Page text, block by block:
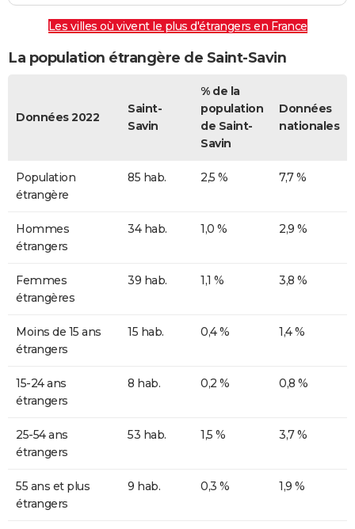
Les villes où vivent le plus d'étrangers en France
La population étrangère de Saint-Savin
Données 2022
Saint-
Savin
% de la
population
de Saint-
Savin
Données
nationales
Population
étrangère
85 hab. 2,5 % 7,7 %
Hommes
étrangers
34 hab. 1,0 % 2,9 %
Femmes
étrangères
39 hab. 1,1 % 3,8 %
Moins de 15 ans
étrangers
15 hab. 0,4 % 1,4 %
15-24 ans
étrangers
8 hab. 0,2 % 0,8 %
25-54 ans
étrangers
53 hab. 1,5 % 3,7 %
55 ans et plus
étrangers
9 hab. 0,3 % 1,9 %